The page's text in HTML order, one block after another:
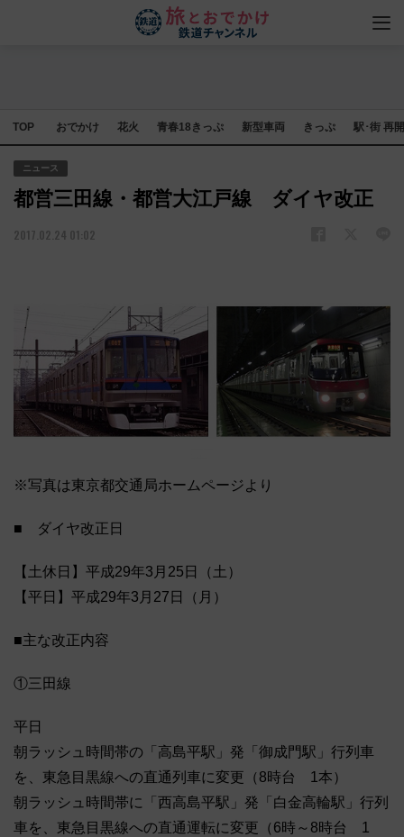
TOP おでかけ 花火 青春18きっぷ 新型車両 きっぷ 駅･街 再
ニュース
都営三田線・都営大江戸線 ダイヤ改正
2017.02.24 01:02
※写真は東京都交通局ホームページより
■ ダイヤ改正日
【土休日】平成29年3月25日（土）
【平日】平成29年3月27日（月）
■主な改正内容
①三田線
平日
朝ラッシュ時間帯の「高島平駅」発「御成門駅」行列車
を、東急目黒線への直通列車に変更（8時台 1本）
朝ラッシュ時間帯に「西高島平駅」発「白金高輪駅」行列
車を、東急目黒線への直通運転に変更（6時～8時台 1